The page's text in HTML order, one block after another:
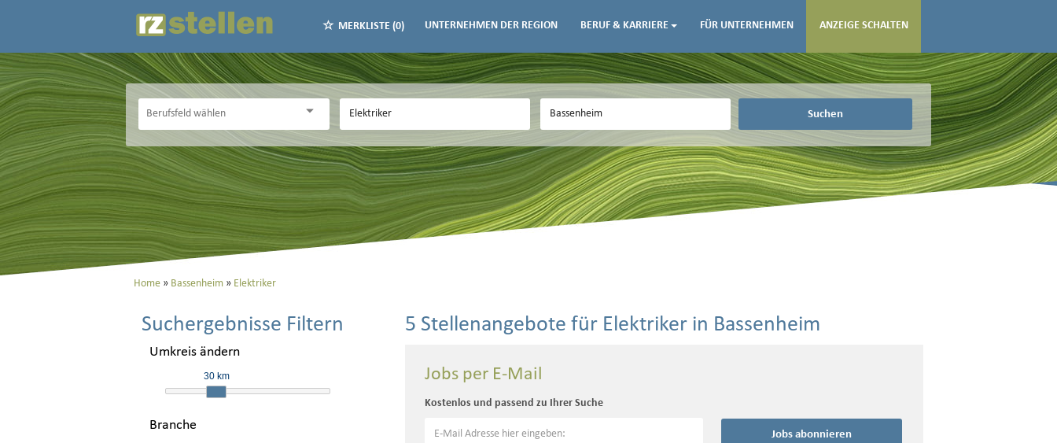
MERKLISTE (0) UNTERNEHMEN DER REGION BERUF & KARRIERE FÜR UNTERNEHMEN ANZEIGE SCHALTEN
Suchen
Home Bassenheim Elektriker
Suchergebnisse Filtern
Umkreis ändern
30 km
Branche
5 Stellenangebote für Elektriker in Bassenheim
Jobs per E-Mail
Kostenlos und passend zu Ihrer Suche
Jobs abonnieren